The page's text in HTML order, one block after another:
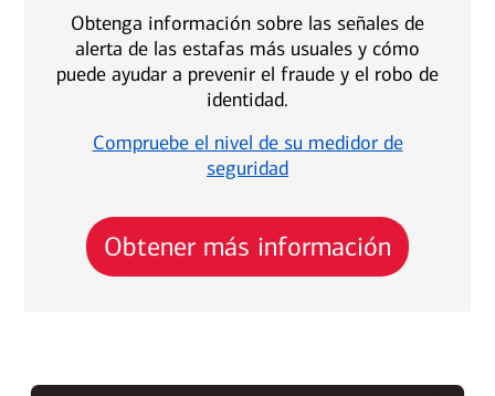
Obtenga información sobre las señales de
alerta de las estafas más usuales y cómo
puede ayudar a prevenir el fraude y el robo de
identidad.
Compruebe el nivel de su medidor de
seguridad
Obtener más información